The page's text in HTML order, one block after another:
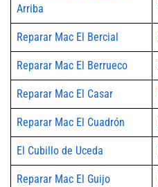
Arriba
Reparar Mac El Bercial
Reparar Mac El Berrueco
Reparar Mac El Casar
Reparar Mac El Cuadrón
El Cubillo de Uceda
Reparar Mac El Guijo